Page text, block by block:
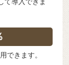
できます。